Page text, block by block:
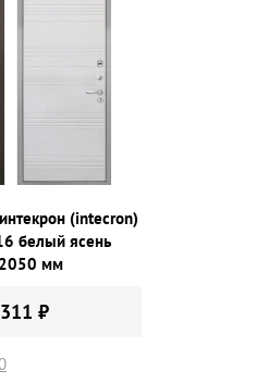
(intecron)
белый ясень
мм
₽